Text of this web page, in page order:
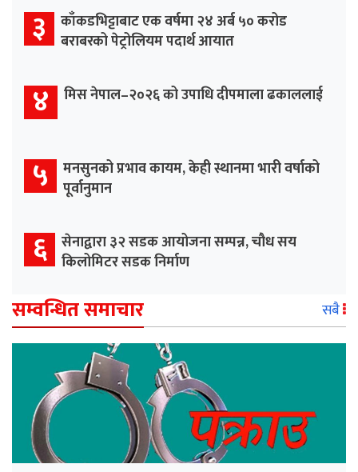
३ काँकडभिट्टाबाट एक वर्षमा २४ अर्ब ५० करोड
बराबरको पेट्रोलियम पदार्थ आयात
४ मिस नेपाल–२०२६ को उपाधि दीपमाला ढकाललाई
५ मनसुनको प्रभाव कायम, केही स्थानमा भारी वर्षाको
पूर्वानुमान
६ सेनाद्वारा ३२ सडक आयोजना सम्पन्न, चौध सय
किलोमिटर सडक निर्माण
सम्वन्धित समाचार सबै